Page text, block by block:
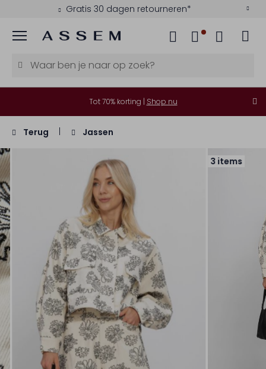
Gratis 30 dagen retourneren*
Menu
Tot 70% korting | Shop nu
Terug Jassen
3 items